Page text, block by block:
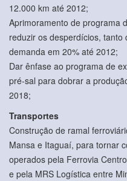
12.000 km até 2012;
Aprimoramento de programa
reduzir os desperdícios,
demanda em 20% até 2012;
Dar ênfase ao programa de
pré-sal para dobrar a
2018;
Transportes
Construção de ramal
Mansa e Itaguaí, para tornar
operados pela Ferrovia
e pela MRS Logística entre